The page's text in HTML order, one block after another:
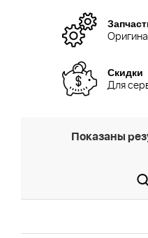
Скидки
Для
Показаны